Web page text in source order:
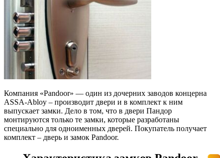
Компания «Pandoor» — один из дочерних заводов концерна
ASSA-Abloy – производит двери и в комплект к ним
выпускает замки. Дело в том, что в двери Пандор
монтируются только те замки, которые разработаны
специально для одноименных дверей. Покупатель получает
комплект – дверь и замок Pandoor.